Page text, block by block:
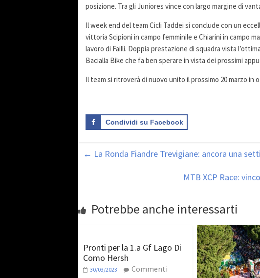
posizione. Tra gli Juniores vince con largo margine di
Il week end del team Cicli Taddei si conclude con un
vittoria Scipioni in campo femminile e Chiarini in campo
lavoro di Failli. Doppia prestazione di squadra vista
Bacialla Bike che fa ben sperare in vista dei prossimi
Il team si ritroverà di nuovo unito il prossimo 20 marzo
Condividi su Facebook
← La Ronda Fiandre Trevigiane: ancora una
MTB XCP Race:
Potrebbe anche interessarti
Pronti per la 1.a Gf Lago Di
Como Hersh
30/03/2023
Commenti